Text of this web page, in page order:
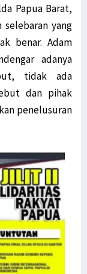
Papua Barat,
selebaran yang
benar. Adam
adanya
tidak ada
dan pihak
penelusuran